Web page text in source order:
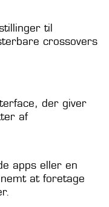
til
crossovers
der giver
af
apps eller en
at foretage